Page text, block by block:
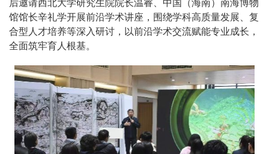
后邀请西北大学研究生院院长温睿、中国（海南）南海博物
馆馆长辛礼学开展前沿学术讲座，围绕学科高质量发展、复
合型人才培养等深入研讨，以前沿学术交流赋能专业成长，
全面筑牢育人根基。